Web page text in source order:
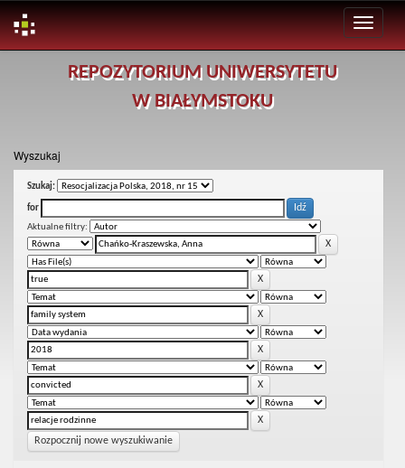
REPOZYTORIUM UNIWERSYTETU
W BIAŁYMSTOKU
Wyszukaj
Szukaj:
for
Aktualne filtry:
Rozpocznij nowe wyszukiwanie